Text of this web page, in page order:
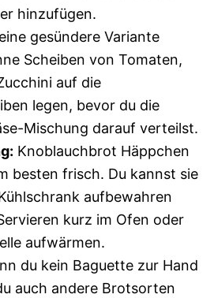
hinzufügen.
gesündere Variante
Scheiben von Tomaten,
auf die
legen, bevor du die
Mischung darauf verteilst.
Knoblauchbrot Häppchen
besten frisch. Du kannst sie
aufbewahren
kurz im Ofen oder
aufwärmen.
du kein Baguette zur Hand
auch andere Brotsorten